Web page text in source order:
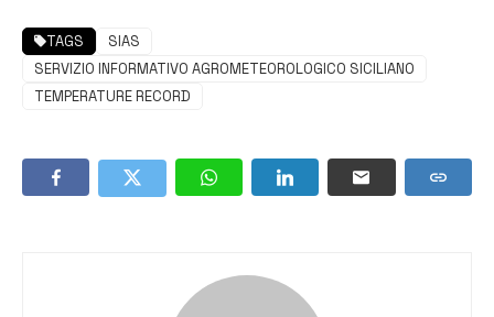
TAGS
SIAS
SERVIZIO INFORMATIVO AGROMETEOROLOGICO SICILIANO
TEMPERATURE RECORD